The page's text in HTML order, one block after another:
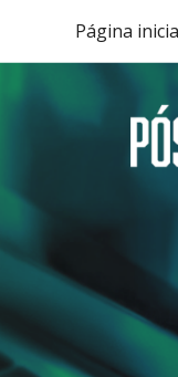
Skip to main
Página